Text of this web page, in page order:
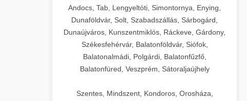
Andocs, Tab, Lengyeltóti, Simontornya, Enying,
Dunaföldvár, Solt, Szabadszállás, Sárbogárd,
Dunaújváros, Kunszentmiklós, Ráckeve, Gárdony,
Székesfehérvár, Balatonföldvár, Siófok,
Balatonalmádi, Polgárdi, Balatonfűzfő,
Balatonfüred, Veszprém, Sátoraljaújhely
Szentes, Mindszent, Kondoros, Orosháza,